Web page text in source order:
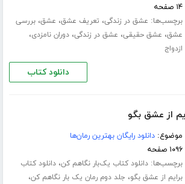
۱۴ صفحه
برچسب‌ها: عشق در زندگی، تعریف عشق، عشق،بررسی
عشق، عشق حقیقی، عشق در زندگی،دوران نامزدی،
ازدواج
دانلود کتاب
از عشق بگو
موضوع:دانلود رایگان بهترین رمان‌ها
۱۰۹۶ صفحه
برچسب‌ها:دانلود کتاب یک‌بار نگاهم کن،دانلود کتاب
برایم از عشق بگو، جلد دوم رمان یک بار نگاهم کن،